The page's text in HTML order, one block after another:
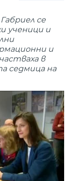
се
ученици и
и
в
седмица на